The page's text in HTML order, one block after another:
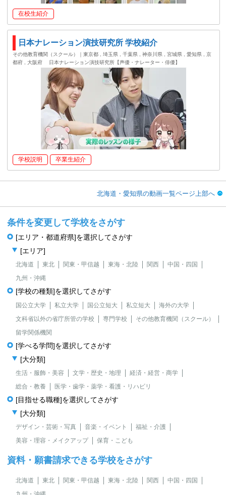
在校生紹介
日本ナレーション演技研究所 学校紹介
その他教育機関（スクール）｜東京都 , 埼玉県 , 千葉県 , 神奈川県 , 宮城県 , 愛知県 , 京
都府 , 大阪府
日本ナレーション演技研究所【声優・ナレーター・俳優】
学校説明 卒業生紹介
北海道・愛知県の動画一覧ページ上部へ
条件を変更して学校をさがす
[エリア・都道府県]を選択してさがす
[エリア]
北海道 東北 関東・甲信越 東海・北陸 関西
中国・四国
九州・沖縄
[学校の種類]を選択してさがす
国公立大学 私立大学 国公立短大 私立短大
海外の大学
文科省以外の省庁所管の学校
専門学校
その他教育機関（スクール）
留学関係機関
[学べる学問]を選択してさがす
[大分類]
生活・服飾・美容 文学・歴史・地理
経済・経営・商学
総合・教養
医学・歯学・薬学・看護・リハビリ
[目指せる職種]を選択してさがす
[大分類]
デザイン・芸術・写真 音楽・イベント
福祉・介護
美容・理容・メイクアップ
保育・こども
資料・願書請求できる学校をさがす
北海道 東北 関東・甲信越 東海・北陸 関西
中国・四国